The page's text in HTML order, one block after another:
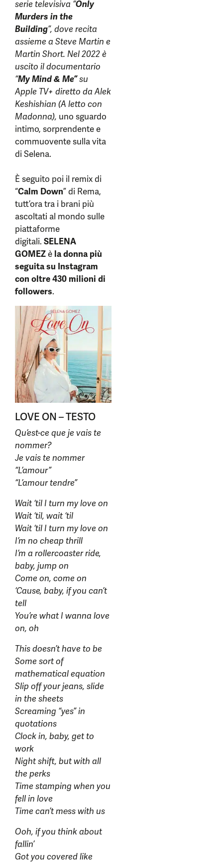
serie televisiva “Only
Murders in the
Building”, dove recita
assieme a Steve Martin e
Martin Short. Nel 2022 è
uscito il documentario
“My Mind & Me”su
Apple TV+ diretto da Alek
Keshishian (A letto con
Madonna), uno sguardo
intimo, sorprendente e
commuovente sulla vita
di Selena.
È seguito poi il remix di
“Calm Down” di Rema,
tutt’ora tra i brani più
ascoltati al mondo sulle
piattaforme
digitali. SELENA
GOMEZè la donna più
seguita su Instagram
con oltre 430 milioni di
followers.
LOVE ON – TESTO
Qu’est-ce que je vais te
nommer?
Je vais te nommer
“L’amour”
“L’amour tendre”
Wait ‘til I turn my love on
Wait ‘til, wait ‘til
Wait ‘til I turn my love on
I’m no cheap thrill
I’m a rollercoaster ride,
baby, jump on
Come on, come on
‘Cause, baby, if you can’t
tell
You’re what I wanna love
on, oh
This doesn’t have to be
Some sort of
mathematical equation
Slip off your jeans, slide
in the sheets
Screaming “yes” in
quotations
Clock in, baby, get to
work
Night shift, but with all
the perks
Time stamping when you
fell in love
Time can’t mеss with us
Ooh, if you think about
fallin’
Got you covered like